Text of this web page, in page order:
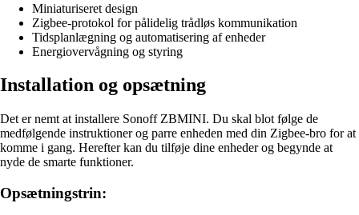
Miniaturiseret design
Zigbee-protokol for pålidelig trådløs kommunikation
Tidsplanlægning og automatisering af enheder
Energiovervågning og styring
Installation og opsætning
Det er nemt at installere Sonoff ZBMINI. Du skal blot følge de
medfølgende instruktioner og parre enheden med din Zigbee-bro for at
komme i gang. Herefter kan du tilføje dine enheder og begynde at
nyde de smarte funktioner.
Opsætningstrin: